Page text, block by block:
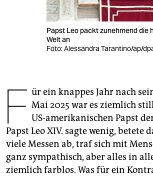
veranstaltungen
fragen & hilfe
genossenschaft
epaper login
Papst Leo packt zunehmend die
Welt an
Foto: Alessandra Tarantino/ap/
F ür ein knappes Jahr nach
Mai 2025 war es ziemlich
US-amerikanischen Papst
Papst Leo XIV. sagte wenig, betete
viele Messen ab, traf sich mit
ganz sympathisch, aber alles in
ziemlich farblos. Was für ein